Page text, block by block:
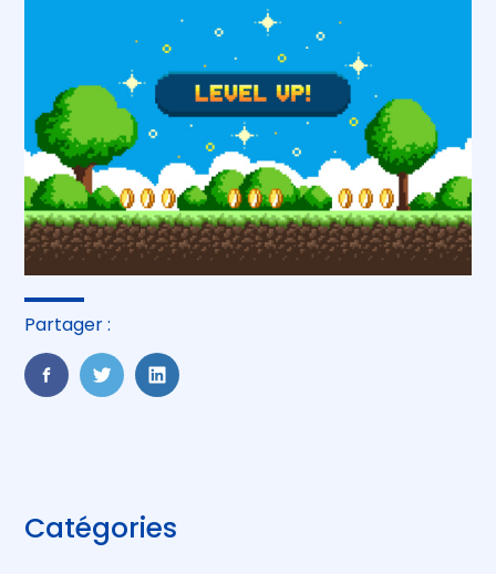
Partager :
FaceBook
TwitterLinkedIn
Blog
sidebar
Catégories